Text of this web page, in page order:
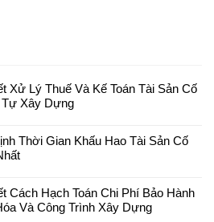
Xử Lý Thuế Và Kế Toán Tài Sản Cố
Xây Dựng
Thời Gian Khấu Hao Tài Sản Cố
Cách Hạch Toán Chi Phí Bảo Hành
Và Công Trình Xây Dựng